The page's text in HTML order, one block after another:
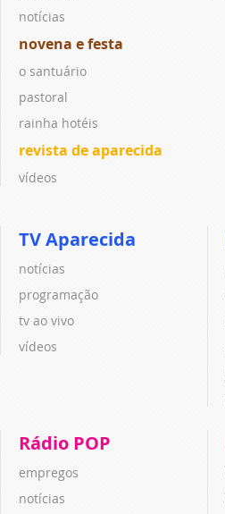
notícias
novena e festa
o santuário
pastoral
rainha hotéis
revista de aparecida
vídeos
TV Aparecida
notícias
programação
tv ao vivo
vídeos
Rádio POP
empregos
notícias